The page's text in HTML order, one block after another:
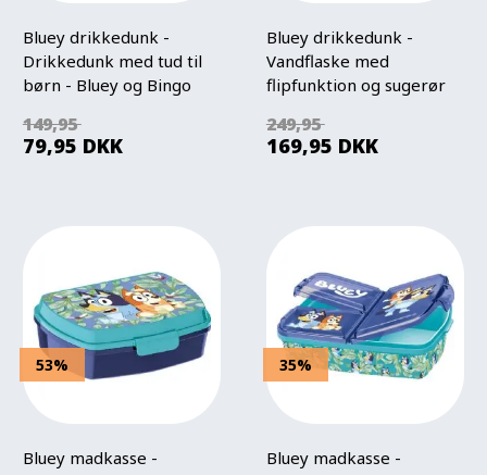
Bluey drikkedunk -
Drikkedunk med tud til
børn - Bluey og Bingo
149,95
79,95 DKK
Bluey drikkedunk -
Vandflaske med
flipfunktion og sugerør
249,95
169,95 DKK
53%
Bluey madkasse -
35%
Bluey madkasse -